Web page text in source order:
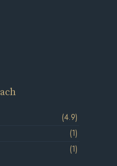
(4.9)
(1)
(1)